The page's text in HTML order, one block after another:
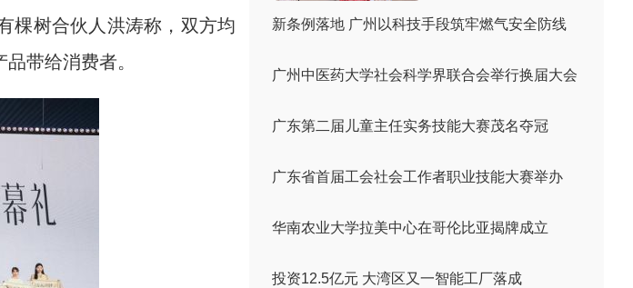
棵树合伙人洪涛称，双方均
带给消费者。
新条例落地 广州以科技手段筑牢燃气安全防线
广州中医药大学社会科学界联合会举行换届大会
广东第二届儿童主任实务技能大赛茂名夺冠
广东省首届工会社会工作者职业技能大赛举办
华南农业大学拉美中心在哥伦比亚揭牌成立
投资12.5亿元 大湾区又一智能工厂落成